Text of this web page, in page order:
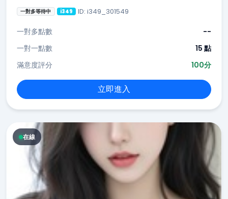
一對多等待中 i349 ID: i349_301549
一對多點數
--
一對一點數
15 點
滿意度評分
100分
立即進入
在線